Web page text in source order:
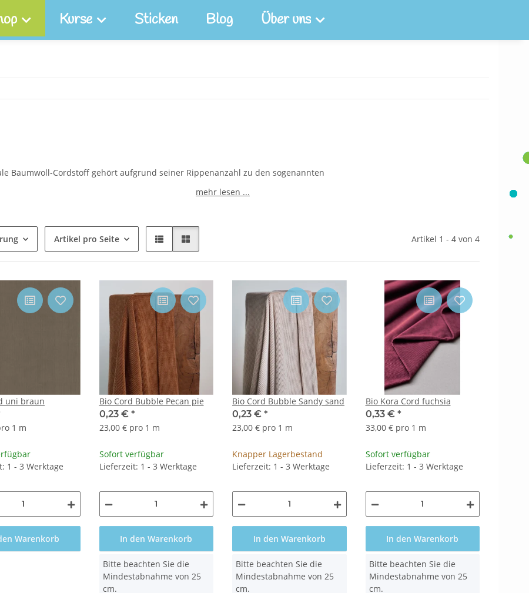
Kurse Sticken Blog Über uns
Baumwoll-Cordstoff gehört aufgrund seiner Rippenanzahl zu den sogenannten
mehr lesen ...
Artikel pro Seite Artikel 1 - 4 von 4
uni braun
1 m
1 - 3 Werktage
Warenkorb
Bio Cord Bubble Pecan pie
0,23 € *
23,00 € pro 1 m
Sofort verfügbar
Lieferzeit: 1 - 3 Werktage
In den Warenkorb
x
Bitte beachten Sie die
Mindestabnahme von 25
cm.
Bio Cord Bubble Sandy sand
0,23 € *
23,00 € pro 1 m
Knapper Lagerbestand
Lieferzeit: 1 - 3 Werktage
In den Warenkorb
x
Bitte beachten Sie die
Mindestabnahme von 25
cm.
Bio Kora Cord fuchsia
0,33 € *
33,00 € pro 1 m
Sofort verfügbar
Lieferzeit: 1 - 3 Werktage
In den Warenkorb
x
Bitte beachten Sie die
Mindestabnahme von 25
cm.